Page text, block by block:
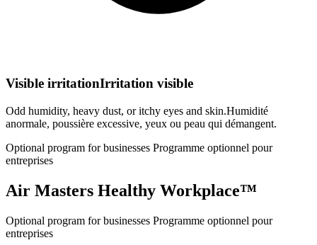
Visible irritationIrritation visible
Odd humidity, heavy dust, or itchy eyes and skin.Humidité
anormale, poussière excessive, yeux ou peau qui démangent.
Optional program for businesses Programme optionnel pour
entreprises
Air Masters Healthy Workplace™
Optional program for businesses Programme optionnel pour
entreprises